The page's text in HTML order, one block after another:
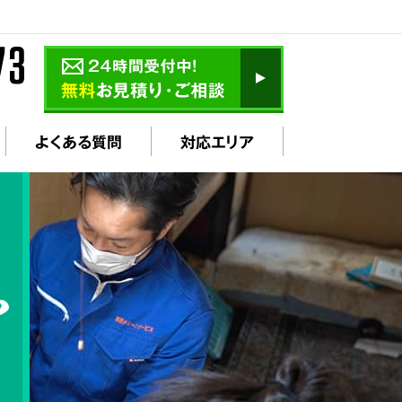
よくある質問 対応エリア